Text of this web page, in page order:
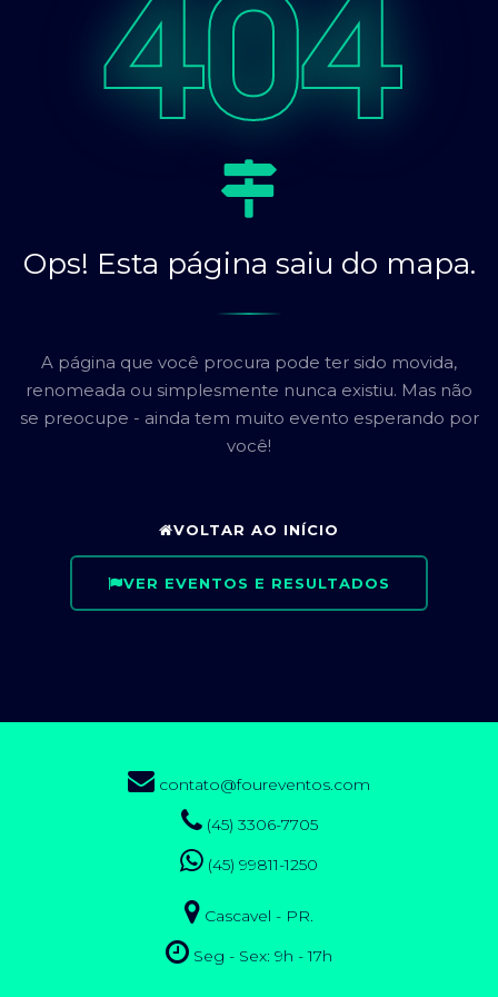
404
Ops! Esta página saiu do mapa.
A página que você procura pode ter sido movida,
renomeada ou simplesmente nunca existiu. Mas não
se preocupe - ainda tem muito evento esperando por
você!
VOLTAR AO INÍCIO
VER EVENTOS E RESULTADOS
contato@foureventos.com
(45) 3306-7705
(45) 99811-1250
Cascavel - PR.
Seg - Sex: 9h - 17h